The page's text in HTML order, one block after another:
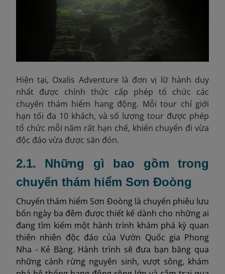
Hiện tại, Oxalis Adventure là đơn vị lữ hành duy
nhất được chính thức cấp phép tổ chức các
chuyến thám hiểm hang động. Mỗi tour chỉ giới
hạn tối đa 10 khách, và số lượng tour được phép
tổ chức mỗi năm rất hạn chế, khiến chuyến đi vừa
độc đáo vừa được săn đón.
2.1. Những gì bao gồm trong
chuyến thám hiểm Sơn Đoòng
Chuyến thám hiểm Sơn Đoòng là chuyến phiêu lưu
bốn ngày ba đêm được thiết kế dành cho những ai
đang tìm kiếm một hành trình khám phá kỳ quan
thiên nhiên độc đáo của Vườn Quốc gia Phong
Nha - Kẻ Bàng. Hành trình sẽ đưa bạn băng qua
những cánh rừng nguyên sinh, vượt sông, khám